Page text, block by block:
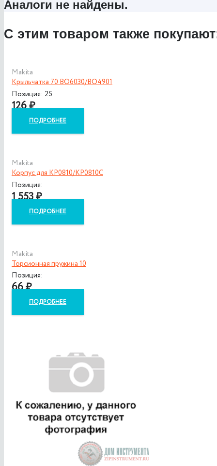
Аналоги не найдены.
С этим товаром также
Makita
Крыльчатка 70 BO6030/BO4901
Позиция: 25
126₽
ПОДРОБНЕЕ
Makita
Корпус для KP0810/KP0810C
Позиция:
1 553₽
ПОДРОБНЕЕ
Makita
Торсионная пружина 10
Позиция:
66₽
ПОДРОБНЕЕ